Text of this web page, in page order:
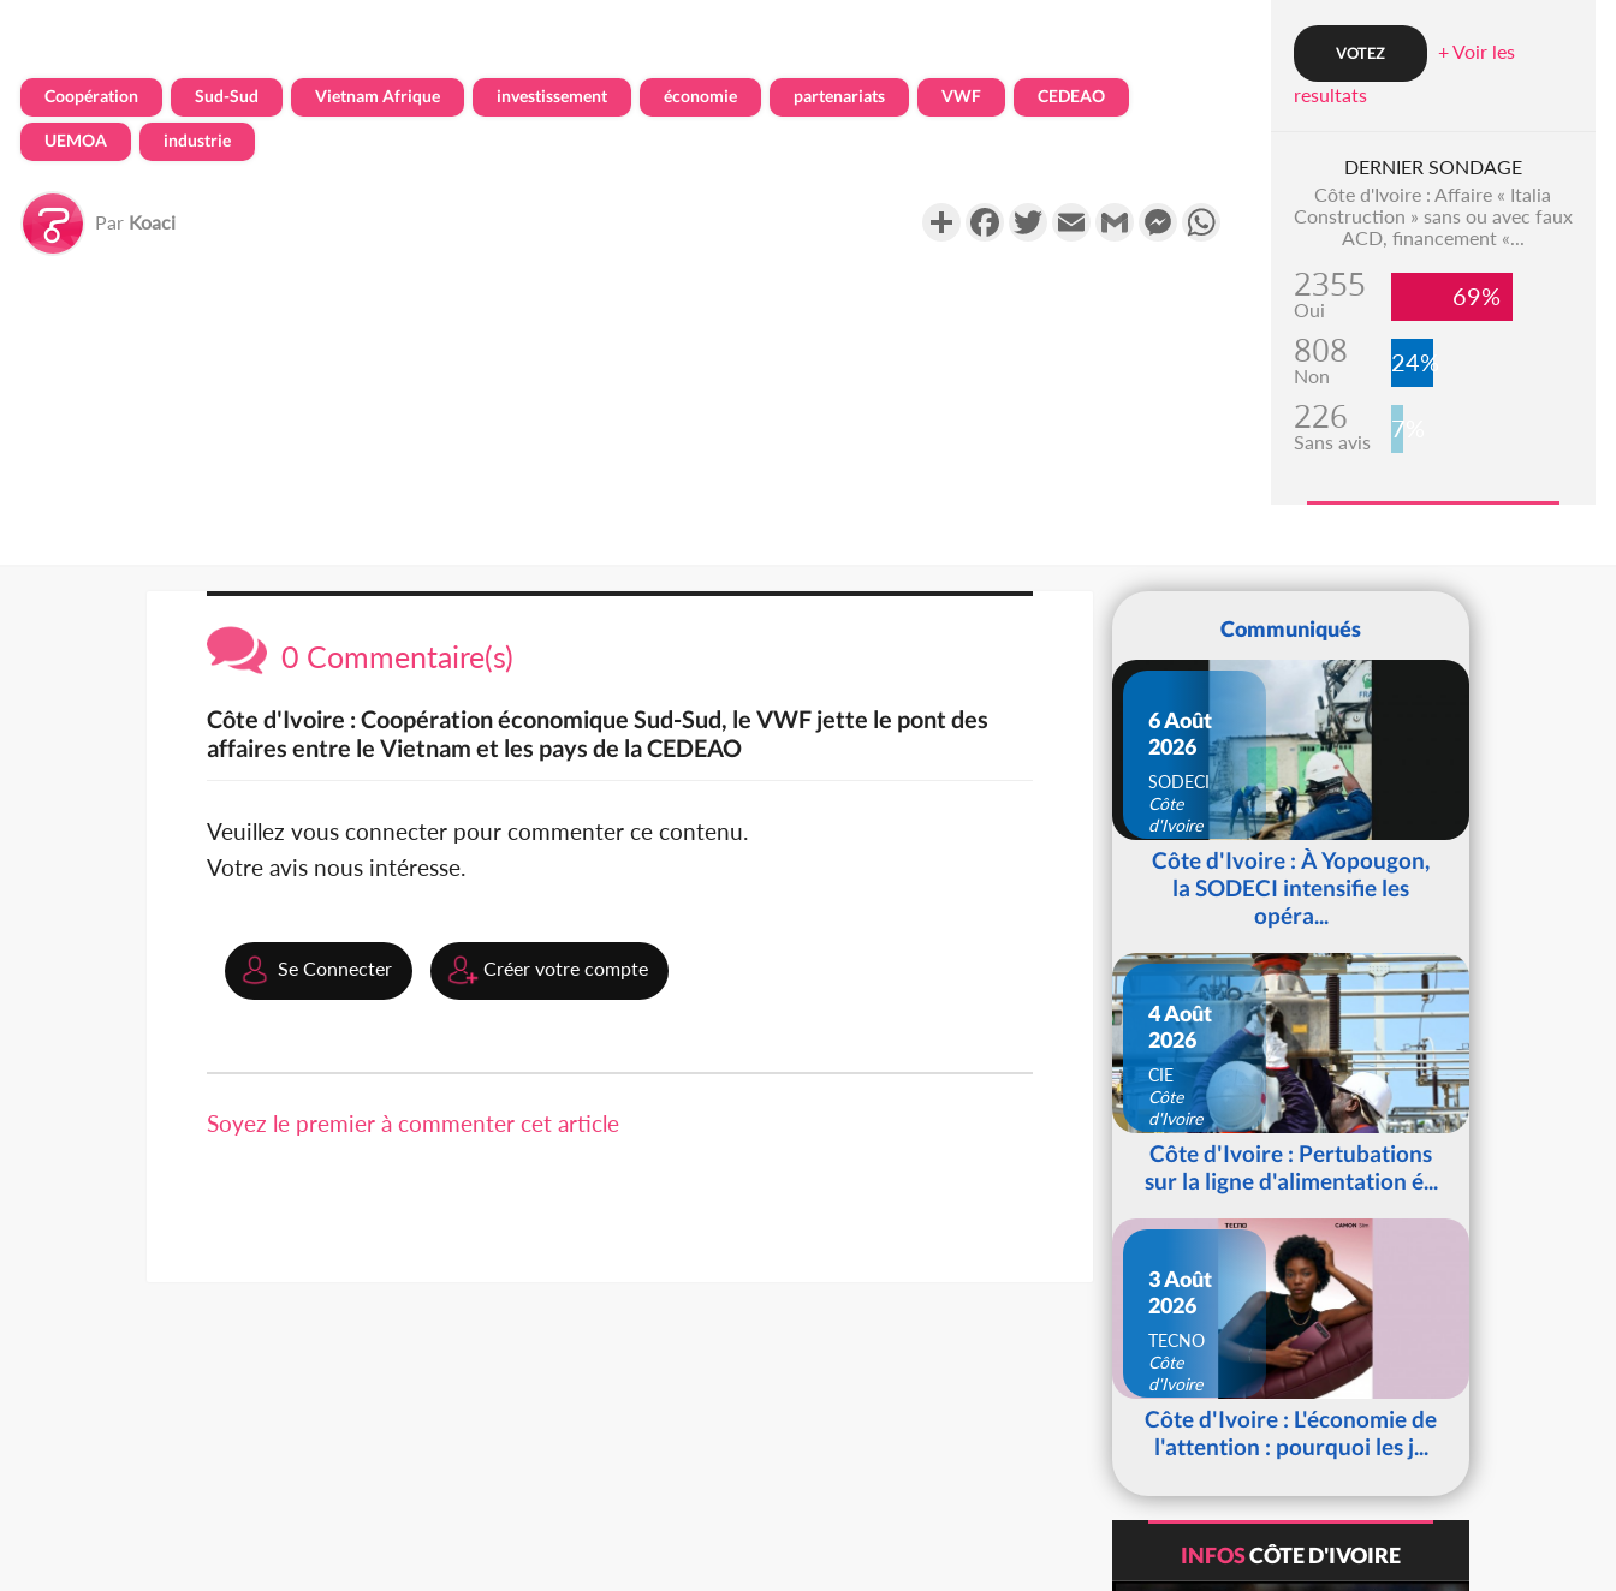
Coopération Sud-Sud Vietnam Afrique investissement économie partenariats VWF CEDEAO
UEMOA industrie
Par Koaci PartagerFacebookTwitterEmail Gmail MessengerWhatsApp
+ Voir les
resultats
DERNIER SONDAGE
Côte d'Ivoire : Affaire « Italia
Construction » sans ou avec faux
ACD, financement «...
2355
Oui 69%
808
Non 24%
226
Sans avis 7%
0 Commentaire(s)
Côte d'Ivoire : Coopération économique Sud-Sud, le VWF jette le pont des
affaires entre le Vietnam et les pays de la CEDEAO
Veuillez vous connecter pour commenter ce contenu.
Votre avis nous intéresse.
Se Connecter Créer votre compte
Soyez le premier à commenter cet article
Communiqués
6 Août
2026
SODECI
Côte
d'Ivoire
Côte d'Ivoire : À Yopougon,
la SODECI intensifie les
opéra...
4 Août
2026
CIE
Côte
d'Ivoire
Côte d'Ivoire : Pertubations
sur la ligne d'alimentation é...
3 Août
2026
TECNO
Côte
d'Ivoire
Côte d'Ivoire : L'économie de
l'attention : pourquoi les j...
INFOSCÔTE D'IVOIRE